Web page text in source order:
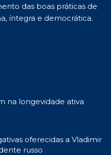
das boas práticas de
íntegra e democrática.
na longevidade ativa
oferecidas a Vladimir
russo